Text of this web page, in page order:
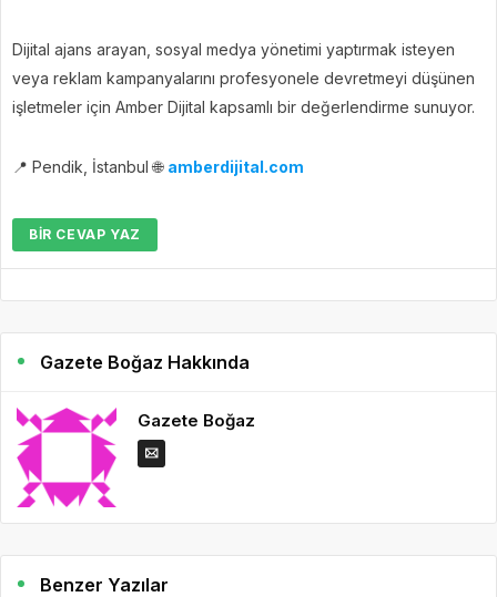
Dijital ajans arayan, sosyal medya yönetimi yaptırmak isteyen
veya reklam kampanyalarını profesyonele devretmeyi düşünen
işletmeler için Amber Dijital kapsamlı bir değerlendirme sunuyor.
📍 Pendik, İstanbul🌐 amberdijital.com
BIR CEVAP YAZ
Gazete Boğaz Hakkında
Gazete Boğaz
Benzer Yazılar